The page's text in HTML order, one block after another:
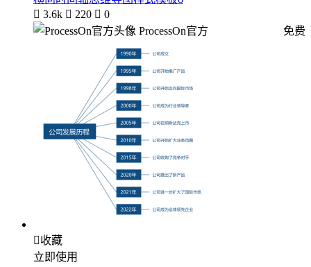
 3.6k  220  0
ProcessOn官方
免费
收藏
立即使用